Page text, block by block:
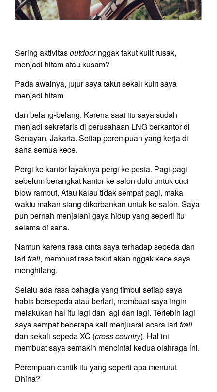
Sering aktivitasoutdoornggak takut kulit rusak,
menjadi hitam atau kusam?
Pada awalnya, jujur saya takut sekali kulit saya
menjadi hitam
dan belang-belang. Karena saat itu saya sudah
menjadi sekretaris di perusahaan LNG berkantor di
Senayan, Jakarta. Setiap perempuan yang kerja di
sana semua kece.
Pergi ke kantor layaknya pergi ke pesta. Pagi-pagi
sebelum berangkat kantor ke salon dulu untuk cuci
blow rambut, Atau kalau tidak sempat pagi, maka
waktu makan siang dikorbankan untuk ke salon. Saya
pun pernah menjalani gaya hidup yang seperti itu
selama di sana.
Namun karena rasa cinta saya terhadap sepeda dan
lari trail, membuat rasa takut akan nggak kece saya
menghilang.
Selalu ada rasa bahagia yang timbul setiap saya
habis bersepeda atau berlari, membuat saya ingin
melakukan hal itu lagi dan lagi dan lagi. Terlebih lagi
saya sempat beberapa kali menjuarai acara lari trail
dan sekali sepeda XC (cross country). Hal ini
membuat saya semakin mencintai kedua olahraga ini.
Perempuan cantik itu yang seperti apa menurut
Dhina?